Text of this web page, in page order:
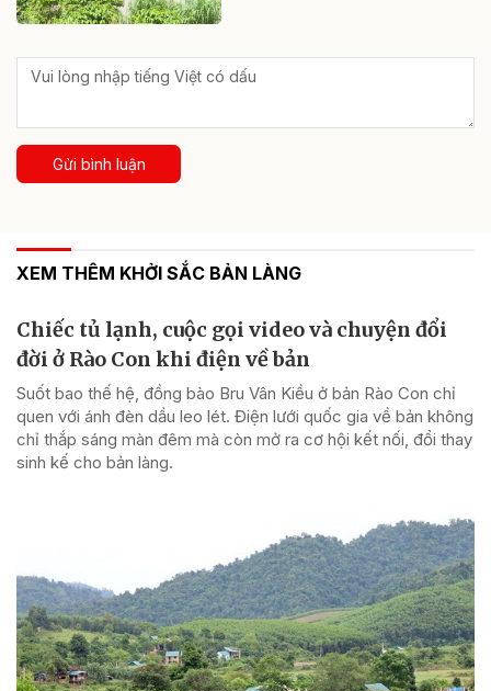
Gửi bình luận
XEM THÊM KHỞI SẮC BẢN LÀNG
Chiếc tủ lạnh, cuộc gọi video và chuyện đổi
đời ở Rào Con khi điện về bản
Suốt bao thế hệ, đồng bào Bru Vân Kiều ở bản Rào Con chỉ
quen với ánh đèn dầu leo lét. Điện lưới quốc gia về bản không
chỉ thắp sáng màn đêm mà còn mở ra cơ hội kết nối, đổi thay
sinh kế cho bản làng.